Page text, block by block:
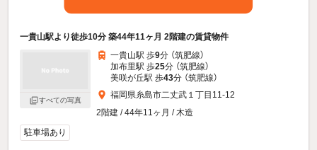
一貴山駅より徒歩10分 築44年11ヶ月 2階建の賃貸物件
すべての写真
一貴山駅 歩9分 （筑肥線）
加布里駅 歩25分 （筑肥線）
美咲が丘駅 歩43分 （筑肥線）
福岡県糸島市二丈武１丁目11-12
2階建 / 44年11ヶ月 / 木造
駐車場あり